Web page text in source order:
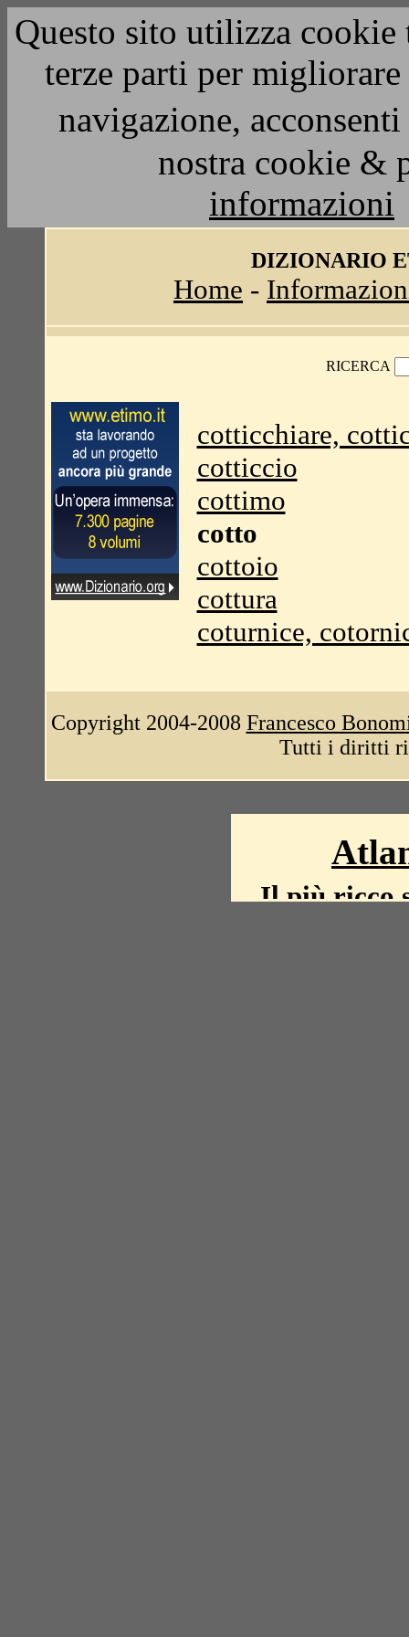
Questo sito utilizza
terze parti per
navigazione,
nostra cookie &
informazioni
DIZIONARIO
Home -
RICERCA
cotticchiare,
cotticcio
cottimo
cotto
cottoio
cottura
coturnice,
Copyright 2004-2008 Francesco
Tutti i diritti
Il più ricco